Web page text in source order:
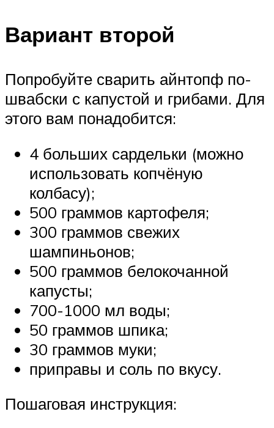
Вариант второй
Попробуйте сварить айнтопф по-
швабски с капустой и грибами. Для
этого вам понадобится:
4 больших сардельки (можно
использовать копчёную
колбасу);
500 граммов картофеля;
300 граммов свежих
шампиньонов;
500 граммов белокочанной
капусты;
700-1000 мл воды;
50 граммов шпика;
30 граммов муки;
приправы и соль по вкусу.
Пошаговая инструкция: